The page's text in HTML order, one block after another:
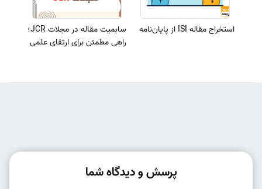
استخراج مقاله ISI از پایان‌نامه
سابمیت مقاله در مجلات JCR؛
راهی مطمئن برای ارتقای علمی
پرسش و دیدگاه شما